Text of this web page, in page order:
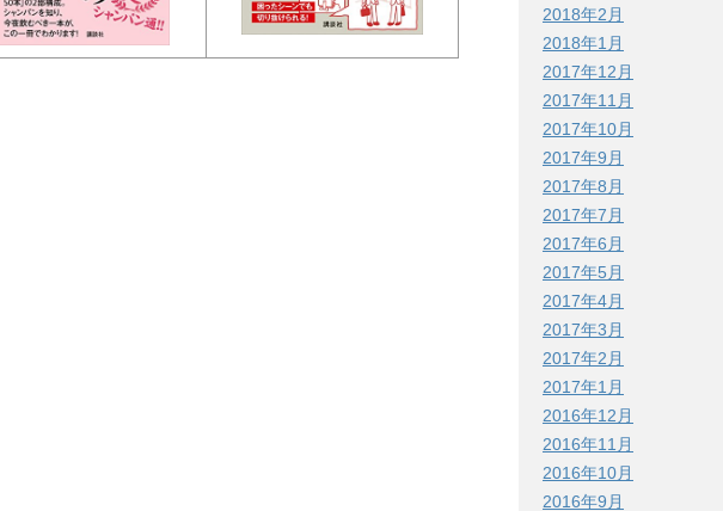
2018年2月
2018年1月
2017年12月
2017年11月
2017年10月
2017年9月
2017年8月
2017年7月
2017年6月
2017年5月
2017年4月
2017年3月
2017年2月
2017年1月
2016年12月
2016年11月
2016年10月
2016年9月